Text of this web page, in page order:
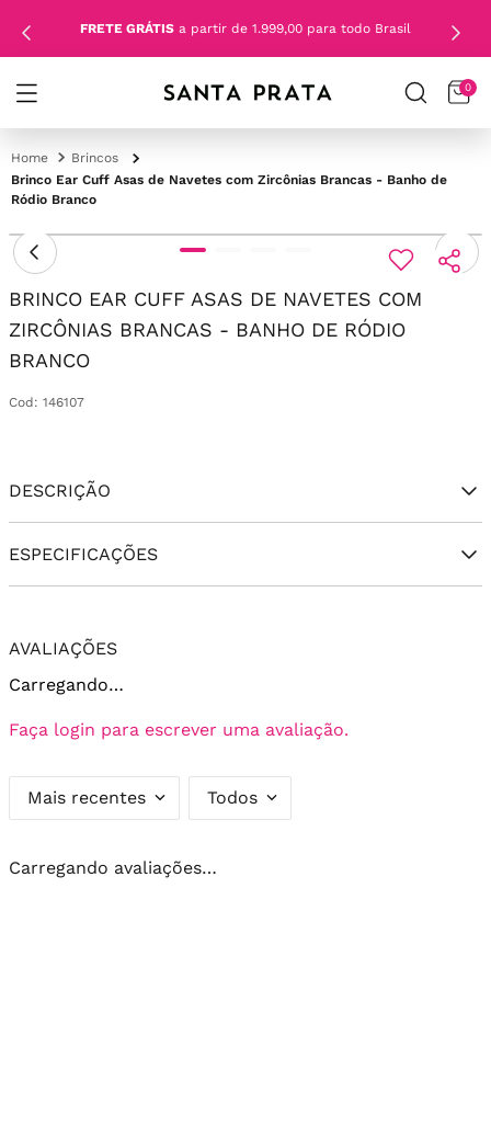
FRETE GRÁTIS a partir de 1.999,00 para todo Brasil
0
Brincos
Brinco Ear Cuff Asas de Navetes com Zircônias Brancas - Banho de
Ródio Branco
BRINCO EAR CUFF ASAS DE NAVETES COM
ZIRCÔNIAS BRANCAS - BANHO DE RÓDIO
BRANCO
Cod : 146107
DESCRIÇÃO
ESPECIFICAÇÕES
AVALIAÇÕES
Carregando…
Faça login para escrever uma avaliação.
Mais recentes Todos
Carregando avaliações…